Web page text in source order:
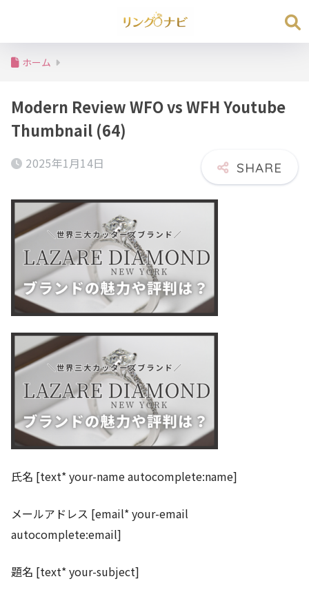
ホーム
Modern Review WFO vs WFH Youtube
Thumbnail (64)
2025年1月14日
氏名 [text* your-name autocomplete:name]
メールアドレス [email* your-email
autocomplete:email]
題名 [text* your-subject]